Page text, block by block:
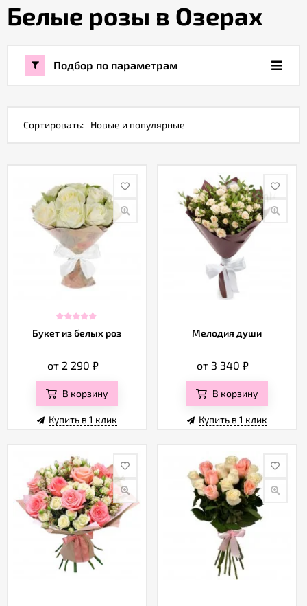
Как
Вопрос-
ответ
Публичная
конфиденциальности
Белые розы в Озерах
Подбор по параметрам
Сортировать: Новые и популярные
Букет из белых роз
от 2 290 ₽
В корзину
Купить в 1 клик
Мелодия души
от 3 340₽
В корзину
Купить в 1 клик